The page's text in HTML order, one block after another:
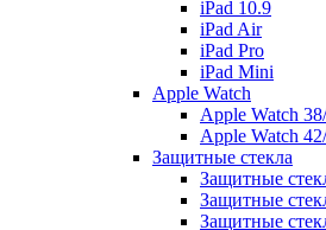
iPad 10.9
iPad Air
iPad Pro
iPad Mini
Apple Watch
Apple Watch
Apple Watch
Защитные стекла
Защитные
Защитные
Защитные